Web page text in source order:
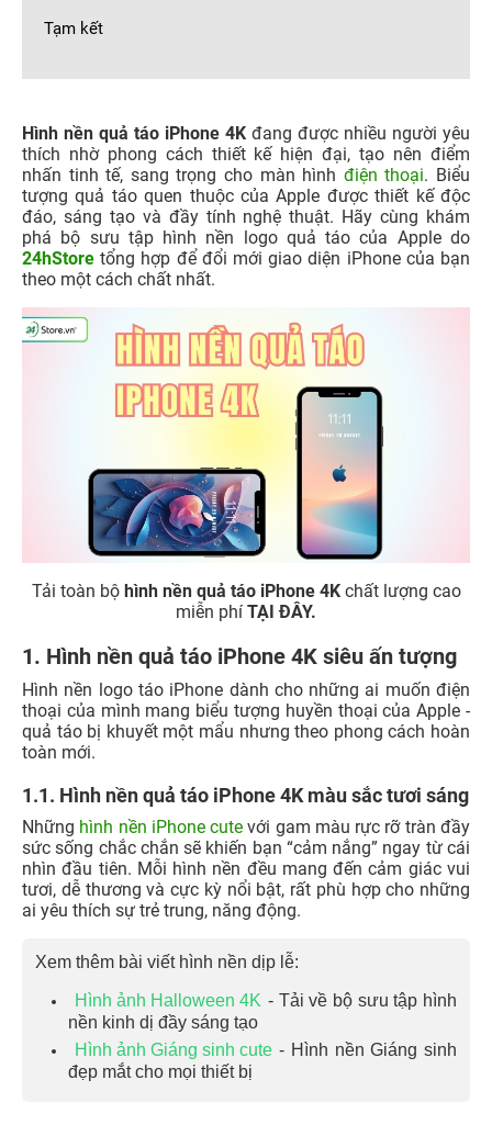
Tạm kết
Hình nền quả táo iPhone 4K đang được nhiều người yêu
thích nhờ phong cách thiết kế hiện đại, tạo nên điểm
nhấn tinh tế, sang trọng cho màn hình điện thoại. Biểu
tượng quả táo quen thuộc của Apple được thiết kế độc
đáo, sáng tạo và đầy tính nghệ thuật. Hãy cùng khám
phá bộ sưu tập hình nền logo quả táo của Apple do
24hStore tổng hợp để đổi mới giao diện iPhone của bạn
theo một cách chất nhất.
Tải toàn bộ hình nền quả táo iPhone 4Kchất lượng cao
miễn phí TẠI ĐÂY.
1. Hình nền quả táo iPhone 4K siêu ấn tượng
Hình nền logo táo iPhone dành cho những ai muốn điện
thoại của mình mang biểu tượng huyền thoại của Apple -
quả táo bị khuyết một mẩu nhưng theo phong cách hoàn
toàn mới.
1.1. Hình nền quả táo iPhone 4K màu sắc tươi sáng
Những hình nền iPhone cute với gam màu rực rỡ tràn đầy
sức sống chắc chắn sẽ khiến bạn “cảm nắng” ngay từ cái
nhìn đầu tiên. Mỗi hình nền đều mang đến cảm giác vui
tươi, dễ thương và cực kỳ nổi bật, rất phù hợp cho những
ai yêu thích sự trẻ trung, năng động.
Xem thêm bài viết hình nền dịp lễ:
Hình ảnh Halloween 4K - Tải về bộ sưu tập hình
nền kinh dị đầy sáng tạo
Hình ảnh Giáng sinh cute - Hình nền Giáng sinh
đẹp mắt cho mọi thiết bị